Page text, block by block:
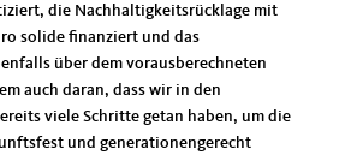
die Nachhaltigkeitsrücklage mit
solide finanziert und das
über dem vorausberechneten
auch daran, dass wir in den
viele Schritte getan haben, um die
und generationengerecht